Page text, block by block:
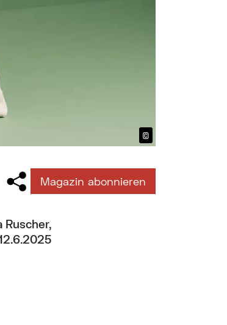
©
Magazin abonnieren
Ruscher,